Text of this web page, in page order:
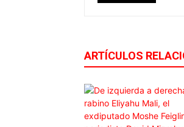
ARTÍCULOS